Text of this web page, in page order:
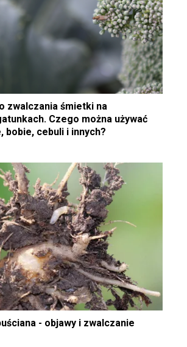
zwalczania śmietki na
Czego można używać
bobie, cebuli i innych?
- objawy i zwalczanie